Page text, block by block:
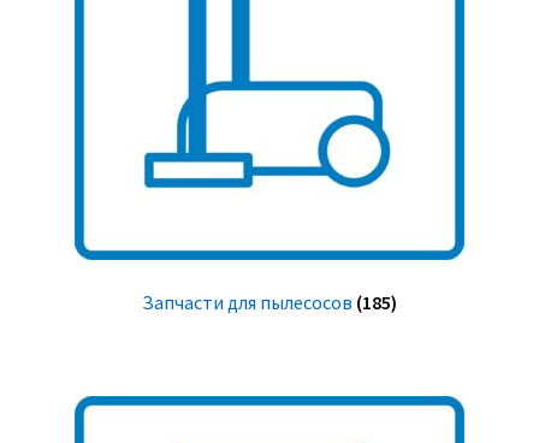
Запчасти для пылесосов (185)